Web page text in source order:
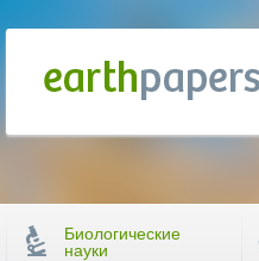
Биологические
науки